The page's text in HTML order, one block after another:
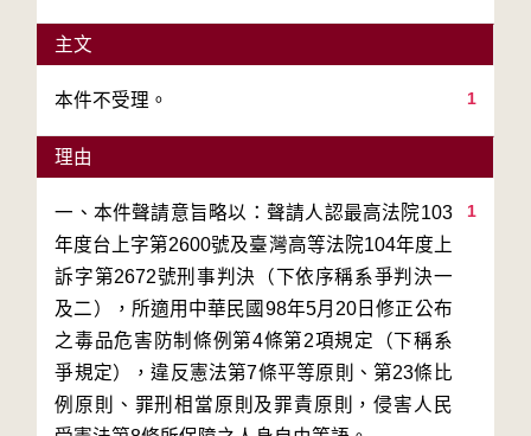
主文
1
本件不受理。
理由
1
一、本件聲請意旨略以：聲請人認最高法院103
年度台上字第2600號及臺灣高等法院104年度上
訴字第2672號刑事判決（下依序稱系爭判決一
及二），所適用中華民國98年5月20日修正公布
之毒品危害防制條例第4條第2項規定（下稱系
爭規定），違反憲法第7條平等原則、第23條比
例原則、罪刑相當原則及罪責原則，侵害人民